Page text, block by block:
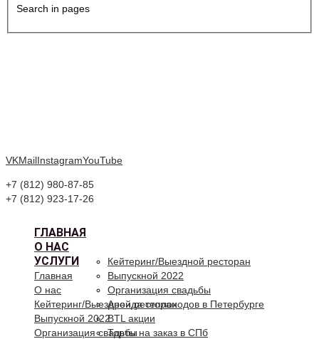
Search in pages
VKMailInstagramYouTube
+7 (812) 980-87-85
+7 (812) 923-17-26
ГЛАВНАЯ
О НАС
УСЛУГИ
Кейтеринг/Выездной ресторан
Выпускной 2022
Организация свадьбы
Аренда теплоходов в Петербурге
BTL акции
Торты на заказ в СПб
Главная
О нас
Кейтеринг/Выездной ресторан
Выпускной 2022
Организация свадьбы